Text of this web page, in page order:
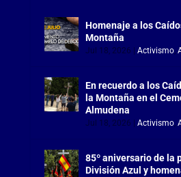
Homenaje a los
Montaña
Jul 18, 2026 Activismo,
En recuerdo a los
la Montaña en el
Almudena
Jul 18, 2026 Activismo,
85º aniversario de la
División Azul y